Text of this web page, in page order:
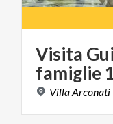
Visita
famiglie
VillaArconati